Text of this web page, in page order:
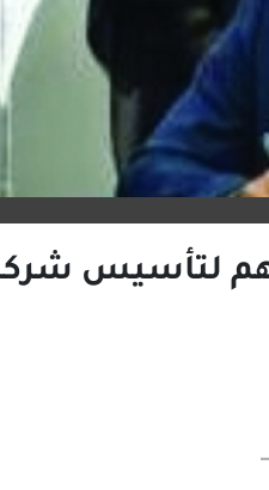
لتأسيس شركة